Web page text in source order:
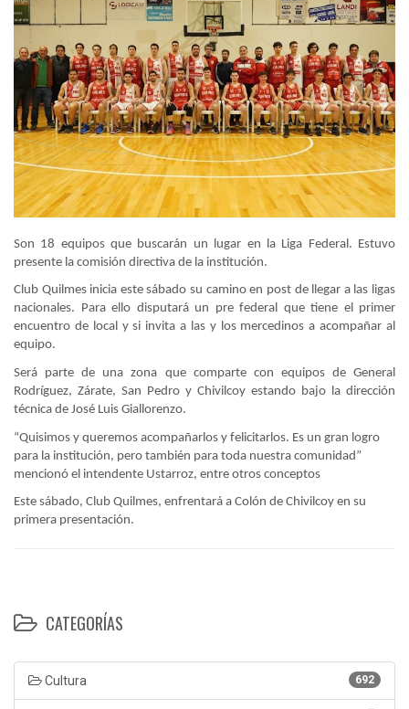
Son 18 equipos que buscarán un lugar en la Liga Federal. Estuvo
presente la comisión directiva de la institución.
Club Quilmes inicia este sábado su camino en post de llegar a las ligas
nacionales. Para ello disputará un pre federal que tiene el primer
encuentro de local y si invita a las y los mercedinos a acompañar al
equipo.
Será parte de una zona que comparte con equipos de General
Rodríguez, Zárate, San Pedro y Chivilcoy estando bajo la dirección
técnica de José Luis Giallorenzo.
“Quisimos y queremos acompañarlos y felicitarlos. Es un gran logro
para la institución, pero también para toda nuestra comunidad”
mencionó el intendente Ustarroz, entre otros conceptos
Este sábado, Club Quilmes, enfrentará a Colón de Chivilcoy en su
primera presentación.
CATEGORÍAS
692
Cultura